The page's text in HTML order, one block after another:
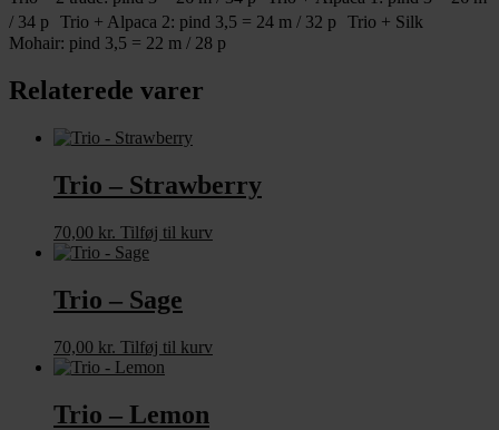
/ 34 p Trio + Alpaca 2: pind 3,5 = 24 m / 32 p Trio + Silk
Mohair: pind 3,5 = 22 m / 28 p
Relaterede varer
Trio – Strawberry
70,00 kr. Tilføj til kurv
Trio – Sage
70,00 kr. Tilføj til kurv
Trio – Lemon